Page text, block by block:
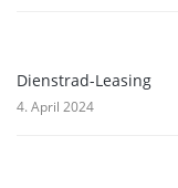
Dienstrad-Leasing
4. April 2024